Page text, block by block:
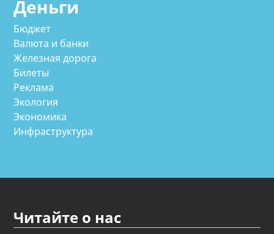
Деньги
Бюджет
Валюта и банки
Железная дорога
Билеты
Реклама
Экология
Экономика
Инфраструктура
Читайте о нас